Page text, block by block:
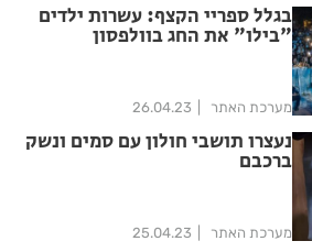
בגלל ספריי הקצף: עשרות ילדים
"בילו" את החג בוולפסון
מערכת האתר 26.04.23
נעצרו תושבי חולון עם סמים ונשק
ברכבם
מערכת האתר 25.04.23